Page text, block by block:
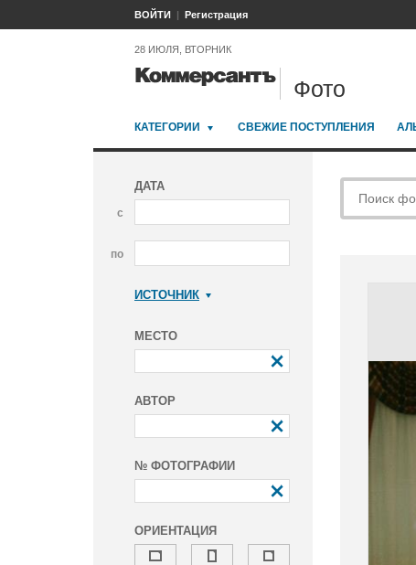
ВОЙТИ Регистрация
28 ИЮЛЯ, ВТОРНИК
Фото
КАТЕГОРИИ СВЕЖИЕ ПОСТУПЛЕНИЯ
ДАТА
с
по
ИСТОЧНИК
МЕСТО
АВТОР
№ ФОТОГРАФИИ
ОРИЕНТАЦИЯ